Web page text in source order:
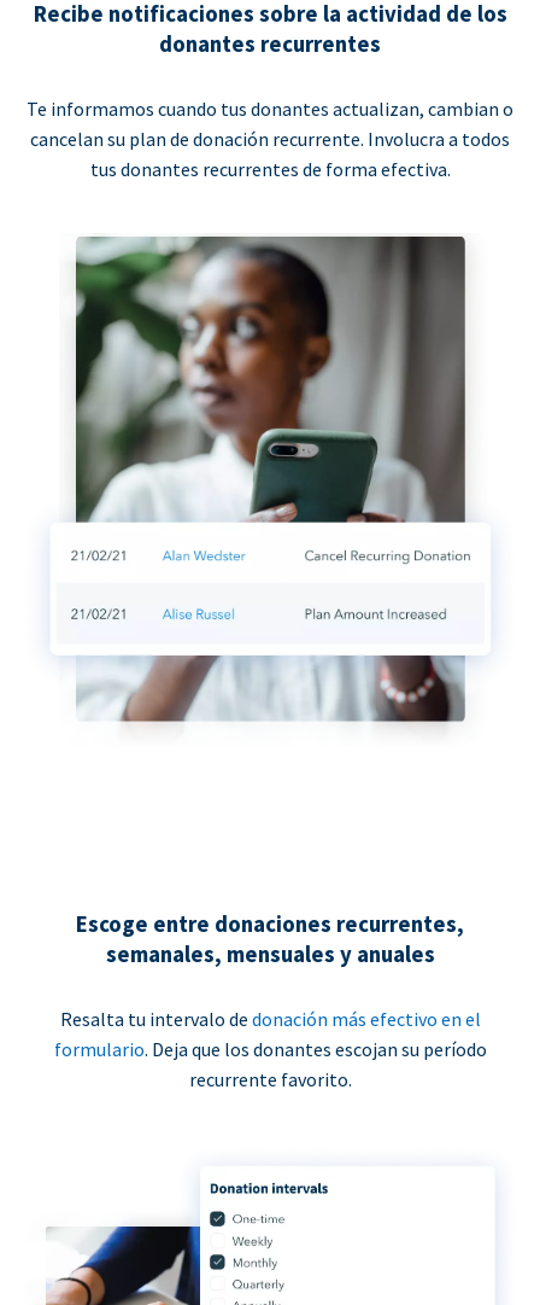
Recibe notificaciones sobre la actividad de los
donantes recurrentes
Te informamos cuando tus donantes actualizan, cambian o
cancelan su plan de donación recurrente. Involucra a todos
tus donantes recurrentes de forma efectiva.
Escoge entre donaciones recurrentes,
semanales, mensuales y anuales
Resalta tu intervalo de donación más efectivo en el
formulario. Deja que los donantes escojan su período
recurrente favorito.